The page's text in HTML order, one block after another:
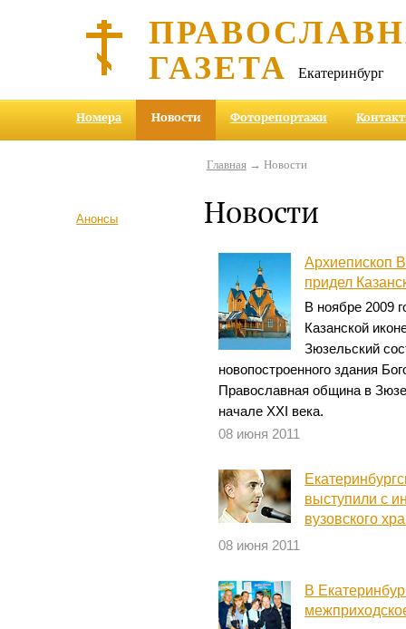
ГАЗЕТА Екатеринбург
Номера Новости Фоторепортажи
Анонсы
Главная→ Новости
Новости
Архиепископ
придел
В ноябре 2009
Казанской
Зюзельский
новопостроенного здания
Православная община в
начале XXI века.
08 июня 2011
выступили с
вузовского
08 июня 2011
В